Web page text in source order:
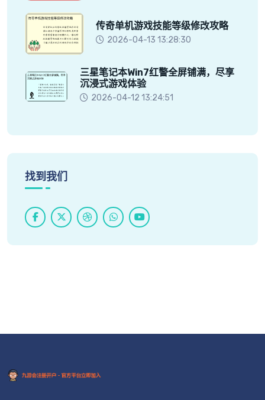
传奇单机游戏技能等级修改攻略
2026-04-13 13:28:30
三星笔记本Win7红警全屏铺满，尽享
沉浸式游戏体验
2026-04-12 13:24:51
找到我们